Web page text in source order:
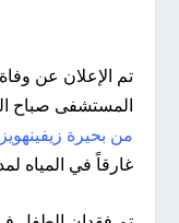
المستشفى صباح
من بحيرة
غارقاً في المياه لمدة 15